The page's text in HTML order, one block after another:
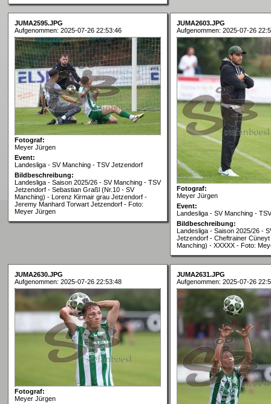
JUMA2595.JPG
Aufgenommen: 2025-07-26 22:53:46
Fotograf:
Meyer Jürgen
Event:
Landesliga - SV Manching - TSV Jetzendorf
Bildbeschreibung:
Landesliga - Saison 2025/26 - SV Manching - TSV
Jetzendorf - Sebastian Graßl (Nr.10 - SV
Manching) - Lorenz Kirmair grau Jetzendorf -
Jeremy Manhard Torwart Jetzendorf - Foto:
Meyer Jürgen
JUMA2603.JPG
Aufgenommen: 2025-07-26
Fotograf:
Meyer Jürgen
Event:
Landesliga - SV Manching -
Bildbeschreibung:
Landesliga - Saison 2025/26 -
Jetzendorf - Cheftrainer
Manching) - XXXXX - Foto:
JUMA2630.JPG
Aufgenommen: 2025-07-26 22:53:48
Fotograf:
Meyer Jürgen
JUMA2631.JPG
Aufgenommen: 2025-07-26